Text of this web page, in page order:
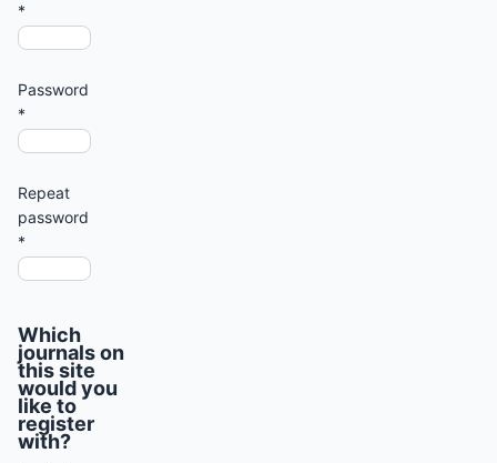
*
Password
*
Repeat
password
*
Which
journals on
this site
would you
like to
register
with?